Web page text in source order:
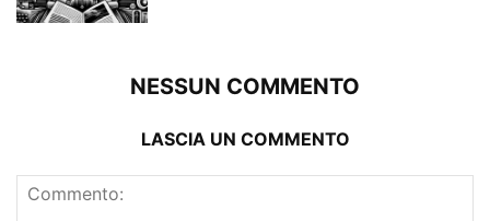
NESSUN COMMENTO
LASCIA UN COMMENTO